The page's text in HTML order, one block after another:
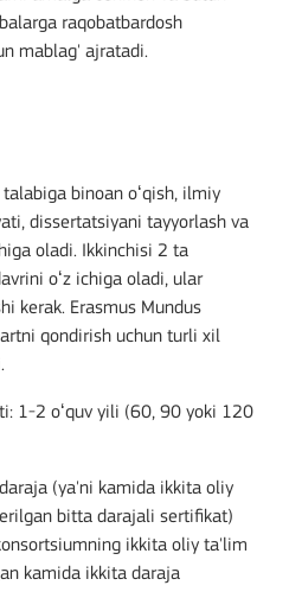
raqobatbardosh
mablag' ajratadi.
binoan oʻqish, ilmiy
dissertatsiyani tayyorlash va
oladi. Ikkinchisi 2 ta
oʻz ichiga oladi, ular
kerak. Erasmus Mundus
qondirish uchun turli xil
1-2 oʻquv yili (60, 90 yoki 120
(ya'ni kamida ikkita oliy
bitta darajali sertifikat)
ikkita oliy ta'lim
kamida ikkita daraja